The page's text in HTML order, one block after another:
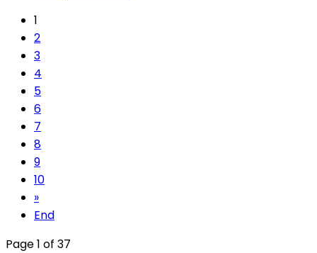
1
2
3
4
5
6
7
8
9
10
»
End
Page 1 of 37